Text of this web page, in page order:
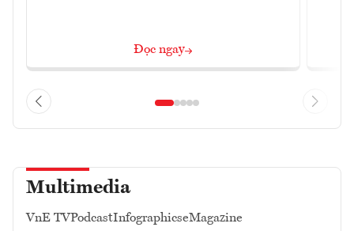
Đọc ngay
Multimedia
VnE TVPodcastInfographicseMagazine